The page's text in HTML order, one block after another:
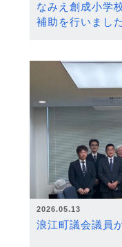
なみえ創成小学
補助を行いました
2026.05.13
浪江町議会議員